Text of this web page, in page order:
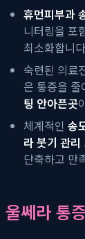
휴먼피부과
니터링을 포
최소화합니
숙련된 의료
은 통증을
팅 안아픈곳
체계적인 송
라 붓기 관리
단축하고 만
울쎄라 통